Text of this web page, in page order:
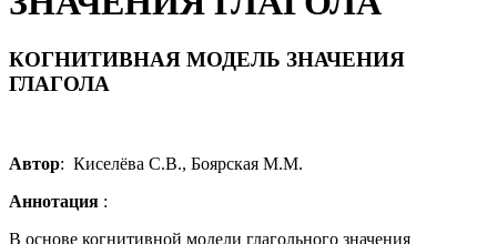
КОГНИТИВНАЯ МОДЕЛЬ ЗНАЧЕНИЯ
ГЛАГОЛА
Автор: Киселёва С.В., Боярская М.М.
Аннотация :
В основе когнитивной модели глагольного значения